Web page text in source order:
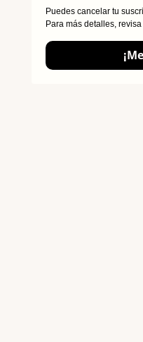
Puedes cancelar tu
Para más detalles, revisa